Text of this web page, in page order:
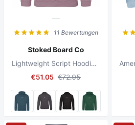
11 Bewertungen
Stoked Board Co
Lightweight Script Hoodie Dusty Purple
€51.05 €72.95